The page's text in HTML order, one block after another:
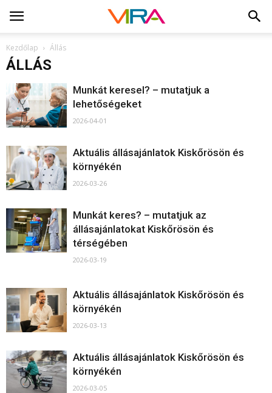
Kezdőlap Állás
ÁLLÁS
Munkát keresel? – mutatjuk a
lehetőségeket
2026-04-01
Aktuális állásajánlatok Kiskőrösön és
környékén
2026-03-26
Munkát keres? – mutatjuk az
állásajánlatokat Kiskőrösön és
térségében
2026-03-19
Aktuális állásajánlatok Kiskőrösön és
környékén
2026-03-13
Aktuális állásajánlatok Kiskőrösön és
környékén
2026-03-05